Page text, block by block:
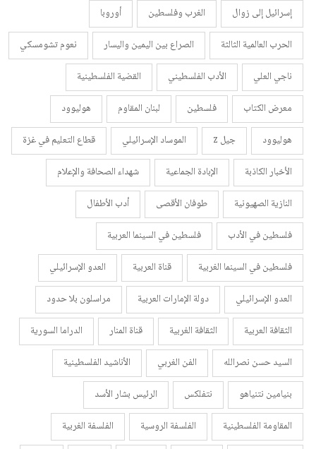
إسرائيل إلى زوال
الغرب وفلسطين
أوروبا
الحرب العالمية الثالثة
الصراع بين اليمين واليسار
نعوم تشومسكي
ناجي العلي
الأدب الفلسطيني
القضية الفلسطينية
معرض الكتاب
فلسطين لبنان المقاوم
هوليوود
هوليوود
جيل z الموساد الإسرائيلي
قطاع التعليم في غزة
الأخبار الكاذبة
الإبادة الجماعية
شهداء الصحافة والإعلام
النازية الصهيونية
طوفان الأقصى
أدب الأطفال
فلسطين في الأدب
فلسطين في السينما العربية
فلسطين في السينما الغربية
قناة العربية
العدو الإسرائيلي
العدو الإسرائيلي
دولة الإمارات العربية
مراسلون بلا حدود
الثقافة العربية
الثقافة الغربية قناة المنار
الدراما السورية
السيد حسن نصرالله
الفن الغربي
الأناشيد الفلسطينية
بنيامين نتنياهو
نتفلكس
الرئيس بشار الأسد
المقاومة الفلسطينية
الفلسفة الروسية
الفلسفة الغربية